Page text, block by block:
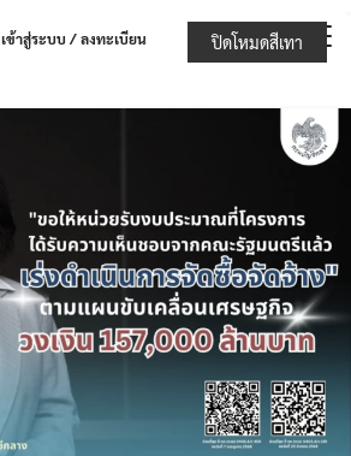
เข้าสู่ระบบ / ลงทะเบียน ปิดโหมดสีเทา